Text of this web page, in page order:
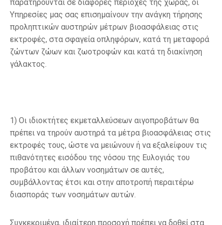
παρατηρούνται σε διάφορες περιοχές της χώρας, οι
Υπηρεσίες μας σας επισημαίνουν την ανάγκη τήρησης
προληπτικών αυστηρών μέτρων βιοασφάλειας στις
εκτροφές, στα σφαγεία οπληφόρων, κατά τη μεταφορά
ζώντων ζώων και ζωοτροφών και κατά τη διακίνηση
γάλακτος.
1) Οι ιδιοκτήτες εκμεταλλεύσεων αιγοπροβάτων θα
πρέπει να τηρούν αυστηρά τα μέτρα βιοασφάλειας στις
εκτροφές τους, ώστε να μειώνουν ή να εξαλείφουν τις
πιθανότητες εισόδου της νόσου της Ευλογιάς του
προβάτου και άλλων νοσημάτων σε αυτές,
συμβάλλοντας έτσι και στην αποτροπή περαιτέρω
διασποράς των νοσημάτων αυτών.
Συγκεκριμένα, ιδιαίτερη προσοχή πρέπει να δοθεί στα